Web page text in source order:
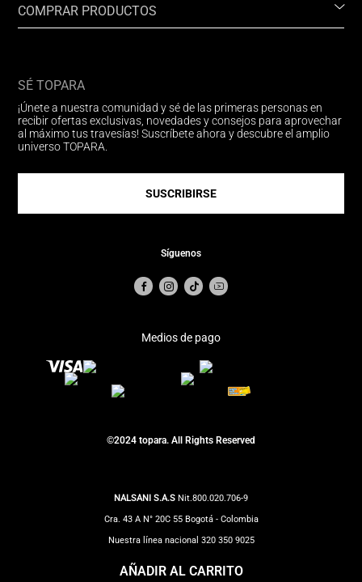
AÑADIR AL CARRITO
COMPRAR PRODUCTOS
SÉ TOPARA
¡Únete a nuestra comunidad y sé de las primeras personas en
recibir ofertas exclusivas, novedades y consejos para aprovechar
al máximo tus travesías! Suscríbete ahora y descubre el amplio
universo TOPARA.
SUSCRIBIRSE
Síguenos
Medios de pago
©2024 topara. All Rights Reserved
NALSANI S.A.S Nit.800.020.706-9
Cra. 43 A N° 20C 55 Bogotá - Colombia
Nuestra línea nacional 320 350 9025
Correo Notificaciones judiciales: